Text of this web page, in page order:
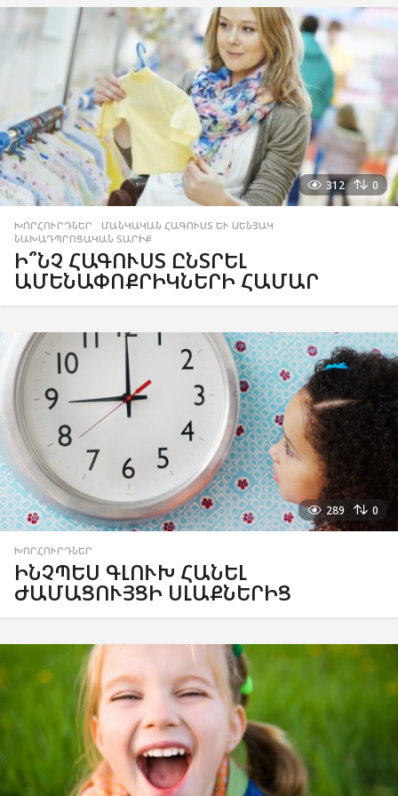
312 0
ԽՈՐՀՈՒՐԴՆԵՐ ,ՄԱՆԿԱԿԱՆ ՀԱԳՈՒՍՏ ԵՒ ՍԵՆՅԱԿ
ՆԱԽԱԴՊՐՈՑԱԿԱՆ ՏԱՐԻՔ
Ի՞ՆՉ ՀԱԳՈՒՍՏ ԸՆՏՐԵԼ
ԱՄԵՆԱՓՈՔՐԻԿՆԵՐԻ ՀԱՄԱՐ
289 0
ԽՈՐՀՈՒՐԴՆԵՐ
ԻՆՉՊԵՍ ԳԼՈՒԽ ՀԱՆԵԼ
ԺԱՄԱՑՈՒՅՑԻ ՍԼԱՔՆԵՐԻՑ